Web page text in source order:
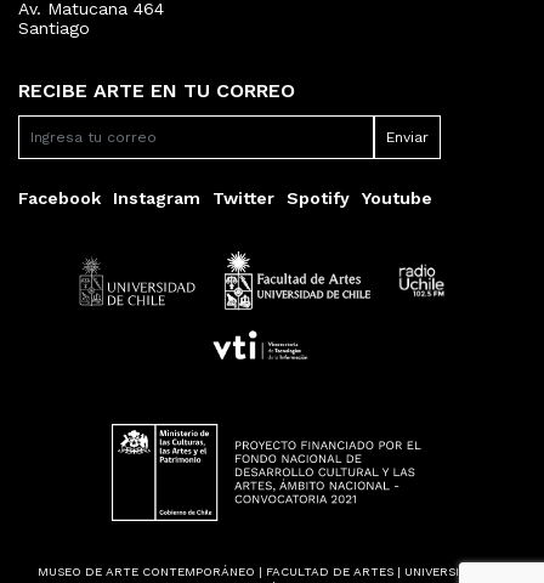
RECIBE ARTE EN TU CORREO
Facebook Instagram Twitter Spotify Youtube
Av. Matucana 464
Santiago
MUSEO DE ARTE CONTEMPORÁNEO | FACULTAD DE ARTES | UNIVERSIDAD DE